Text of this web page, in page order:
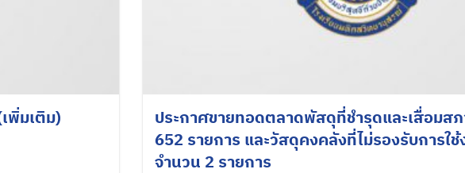
พิ่มเติม)
ประกาศขายทอดตลาดพัสดุที่ชำรุดและเสื่อมส
652 รายการ และวัสดุคงคลังที่ไม่รองรับการใช้
จำนวน 2 รายการ